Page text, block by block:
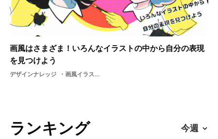
画風はさまざま！いろんなイラストの中から自分の表現
を見つけよう
デザインナレッジ 画風イラストレーター絵柄表現
ランキング